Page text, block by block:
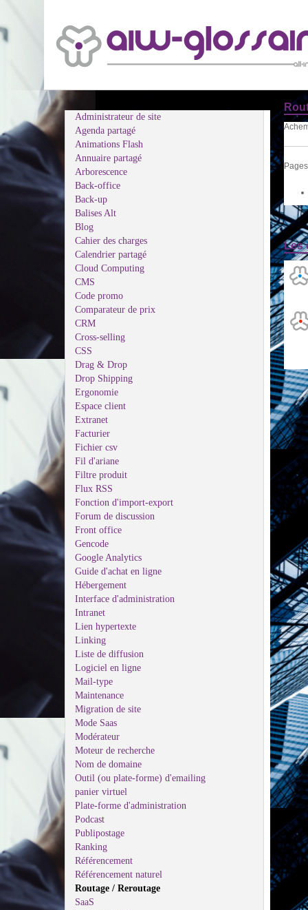
Administrateur de site
Agenda partagé
Animations Flash
Annuaire partagé
Arborescence
Back-office
Back-up
Balises Alt
Blog
Cahier des charges
Calendrier partagé
Cloud Computing
CMS
Code promo
Comparateur de prix
CRM
Cross-selling
CSS
Drag & Drop
Drop Shipping
Ergonomie
Espace client
Extranet
Facturier
Fichier csv
Fil d'ariane
Filtre produit
Flux RSS
Fonction d'import-export
Forum de discussion
Front office
Gencode
Google Analytics
Guide d'achat en ligne
Hébergement
Interface d'administration
Intranet
Lien hypertexte
Linking
Liste de diffusion
Logiciel en ligne
Mail-type
Maintenance
Migration de site
Mode Saas
Modérateur
Moteur de recherche
Nom de domaine
Outil (ou plate-forme) d'emailing
panier virtuel
Plate-forme d'administration
Podcast
Publipostage
Ranking
Référencement
Référencement naturel
Routage / Reroutage
SaaS
Les